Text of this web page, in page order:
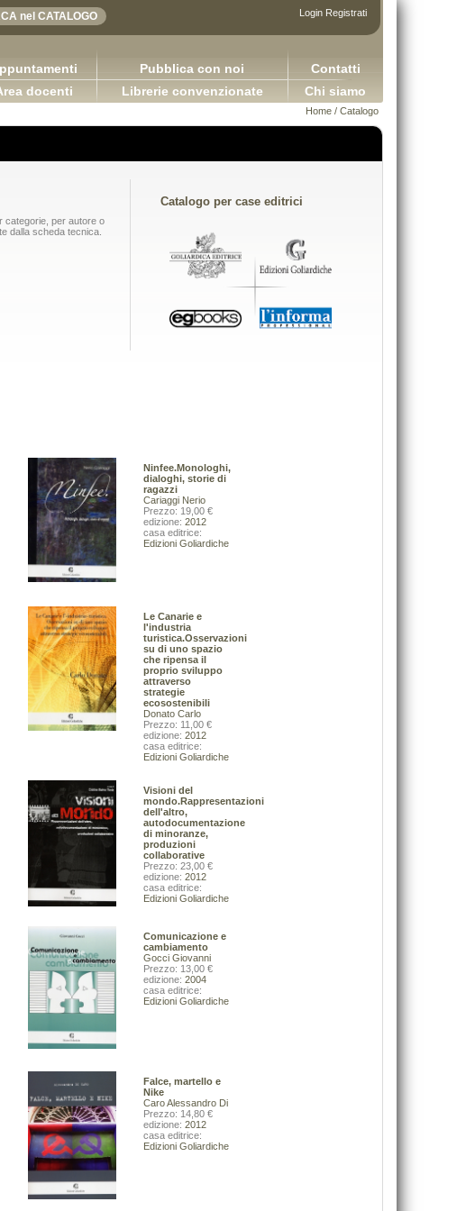
Login Registrati
docenti
Pubblica con noi
Librerie convenzionate
Contatti
Chi siamo
Home / Catalogo
in
L'amor scortese.Fanatismo, pulizia etnica,
trasgressione nell'epoca dei re cosiddetti cattolici
VAI ALLA SCHEDA
categorie, per autore o
dalla scheda tecnica.
Catalogo per case editrici
Ninfee.Monologhi,
dialoghi, storie di
ragazzi
Cariaggi Nerio
Prezzo: 19,00 €
edizione:2012
casa editrice:
Edizioni Goliardiche
Le Canarie e
l'industria
turistica.Osservazioni
su di uno spazio
che ripensa il
proprio sviluppo
attraverso
strategie
ecosostenibili
Donato Carlo
Prezzo: 11,00 €
edizione:2012
casa editrice:
Edizioni Goliardiche
Visioni del
mondo.Rappresentazioni
dell'altro,
autodocumentazione
di minoranze,
produzioni
collaborative
Prezzo: 23,00 €
edizione:2012
casa editrice:
Edizioni Goliardiche
Comunicazione e
cambiamento
Gocci Giovanni
Prezzo: 13,00 €
edizione:2004
casa editrice:
Edizioni Goliardiche
Falce, martello e
Nike
Caro Alessandro Di
Prezzo: 14,80 €
edizione:2012
casa editrice:
Edizioni Goliardiche